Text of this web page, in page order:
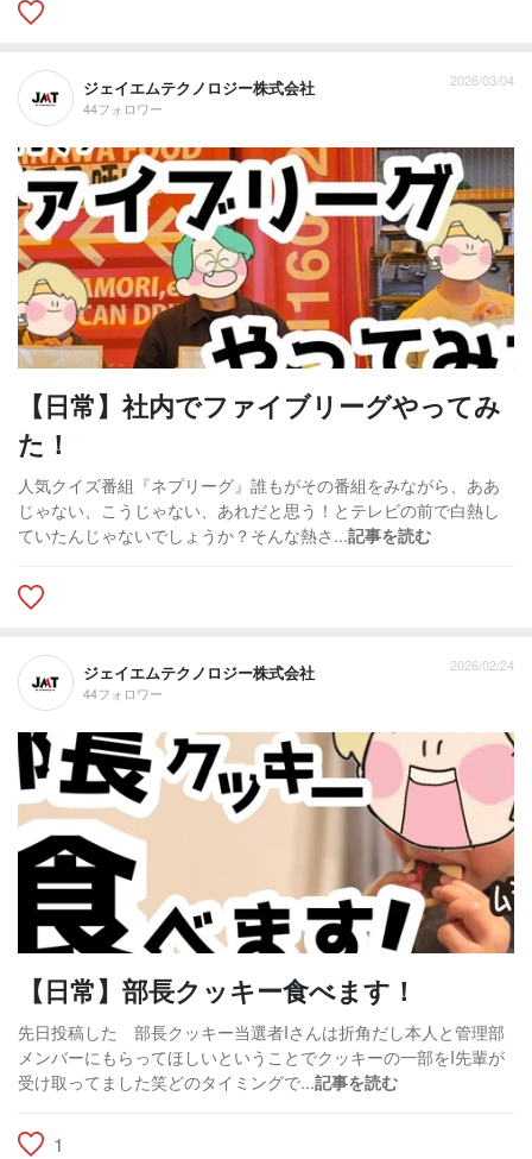
ジェイエムテクノロジー株式会社
44フォロワー
2026/03/04
【日常】社内でファイブリーグやってみ
た！
人気クイズ番組『ネプリーグ』誰もがその番組をみながら、ああ
じゃない、こうじゃない、あれだと思う！とテレビの前で白熱し
ていたんじゃないでしょうか？そんな熱さ...記事を読む
ジェイエムテクノロジー株式会社
44フォロワー
2026/02/24
【日常】部長クッキー食べます！
先日投稿した 部長クッキー当選者Iさんは折角だし本人と管理部
メンバーにもらってほしいということでクッキーの一部をI先輩が
受け取ってました笑どのタイミングで...記事を読む
1